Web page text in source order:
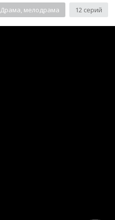
Драма, мелодрама 12 серий